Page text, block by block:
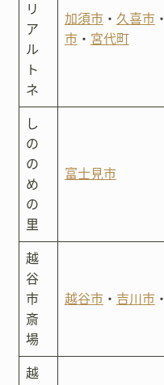
リ
ア
ル
ト
ネ
加須市・ 久喜市・
市・ 宮代町
し
の
の
め
の
里
富士見市
越
谷
市
斎
場
越谷市・ 吉川市・
越